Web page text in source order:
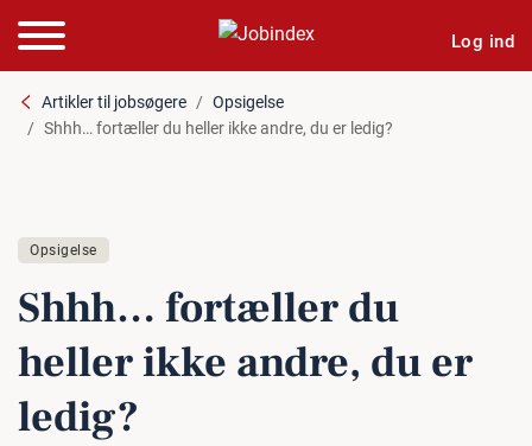
Log ind
Artikler til jobsøgere
Opsigelse
Shhh… fortæller du heller ikke andre, du er ledig?
Opsigelse
Shhh… fortæller du
heller ikke andre, du er
ledig?